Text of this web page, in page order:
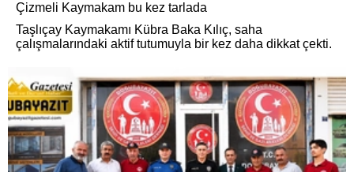
Çizmeli Kaymakam bu kez tarlada
Taşlıçay Kaymakamı Kübra Baka Kılıç, saha
çalışmalarındaki aktif tutumuyla bir kez daha dikkat çekti.